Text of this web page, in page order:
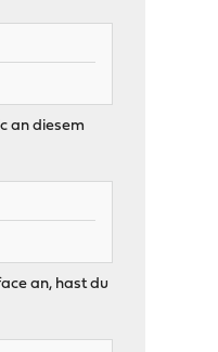
an diesem
an, hast du